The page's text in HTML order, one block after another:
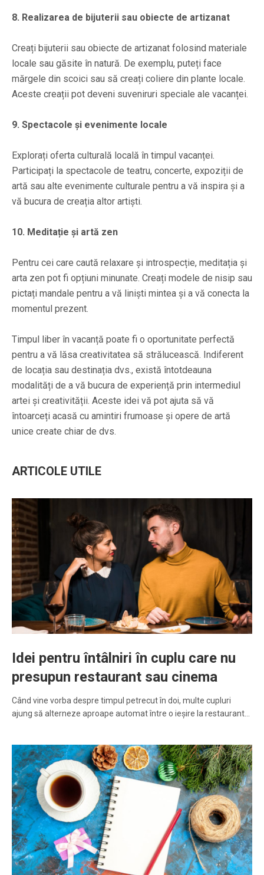
8. Realizarea de bijuterii sau obiecte de artizanat
Creați bijuterii sau obiecte de artizanat folosind materiale
locale sau găsite în natură. De exemplu, puteți face
mărgele din scoici sau să creați coliere din plante locale.
Aceste creații pot deveni suveniruri speciale ale vacanței.
9. Spectacole și evenimente locale
Explorați oferta culturală locală în timpul vacanței.
Participați la spectacole de teatru, concerte, expoziții de
artă sau alte evenimente culturale pentru a vă inspira și a
vă bucura de creația altor artiști.
10. Meditație și artă zen
Pentru cei care caută relaxare și introspecție, meditația și
arta zen pot fi opțiuni minunate. Creați modele de nisip sau
pictați mandale pentru a vă liniști mintea și a vă conecta la
momentul prezent.
Timpul liber în vacanță poate fi o oportunitate perfectă
pentru a vă lăsa creativitatea să strălucească. Indiferent
de locația sau destinația dvs., există întotdeauna
modalități de a vă bucura de experiență prin intermediul
artei și creativității. Aceste idei vă pot ajuta să vă
întoarceți acasă cu amintiri frumoase și opere de artă
unice create chiar de dvs.
ARTICOLE UTILE
Idei pentru întâlniri în cuplu care nu
presupun restaurant sau cinema
Când vine vorba despre timpul petrecut în doi, multe cupluri
ajung să alterneze aproape automat între o ieșire la restaurant…